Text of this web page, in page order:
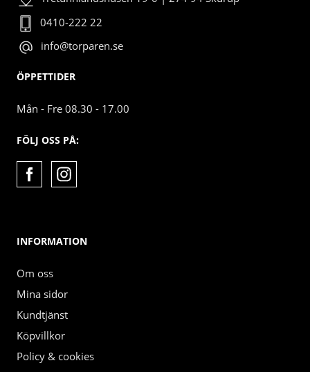
0410-222 22
info@torparen.se
ÖPPETTIDER
Mån - Fre 08.30 - 17.00
FÖLJ OSS PÅ:
INFORMATION
Om oss
Mina sidor
Kundtjänst
Köpvillkor
Policy & cookies